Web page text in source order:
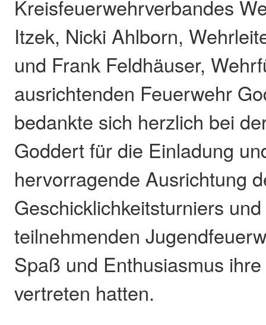
Kreisfeuerwehrverbandes
Itzek, Nicki Ahlborn,
und Frank Feldhäuser,
ausrichtenden Feuerwehr
bedankte sich herzlich bei
Goddert für die Einladung
hervorragende Ausrichtung
Geschicklichkeitsturniers
teilnehmenden
Spaß und Enthusiasmus
vertreten hatten.